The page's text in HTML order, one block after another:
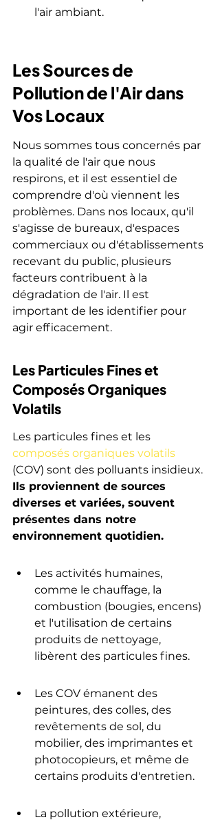
l'air ambiant.
Les Sources de
Pollution de l'Air dans
Vos Locaux
Nous sommes tous concernés par
la qualité de l'air que nous
respirons, et il est essentiel de
comprendre d'où viennent les
problèmes. Dans nos locaux, qu'il
s'agisse de bureaux, d'espaces
commerciaux ou d'établissements
recevant du public, plusieurs
facteurs contribuent à la
dégradation de l'air. Il est
important de les identifier pour
agir efficacement.
Les Particules Fines et
Composés Organiques
Volatils
Les particules fines et les
composés organiques volatils
(COV) sont des polluants insidieux.
Ils proviennent de sources
diverses et variées, souvent
présentes dans notre
environnement quotidien.
Les activités humaines,
comme le chauffage, la
combustion (bougies, encens)
et l'utilisation de certains
produits de nettoyage,
libèrent des particules fines.
Les COV émanent des
peintures, des colles, des
revêtements de sol, du
mobilier, des imprimantes et
photocopieurs, et même de
certains produits d'entretien.
La pollution extérieure,